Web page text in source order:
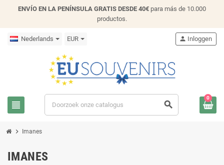
ENVÍO EN LA PENÍNSULA GRATIS DESDE 40€ para más de 10.000
productos.
Nederlands EUR
view_headline search
person Inloggen
0
chevron_right Imanes
IMANES